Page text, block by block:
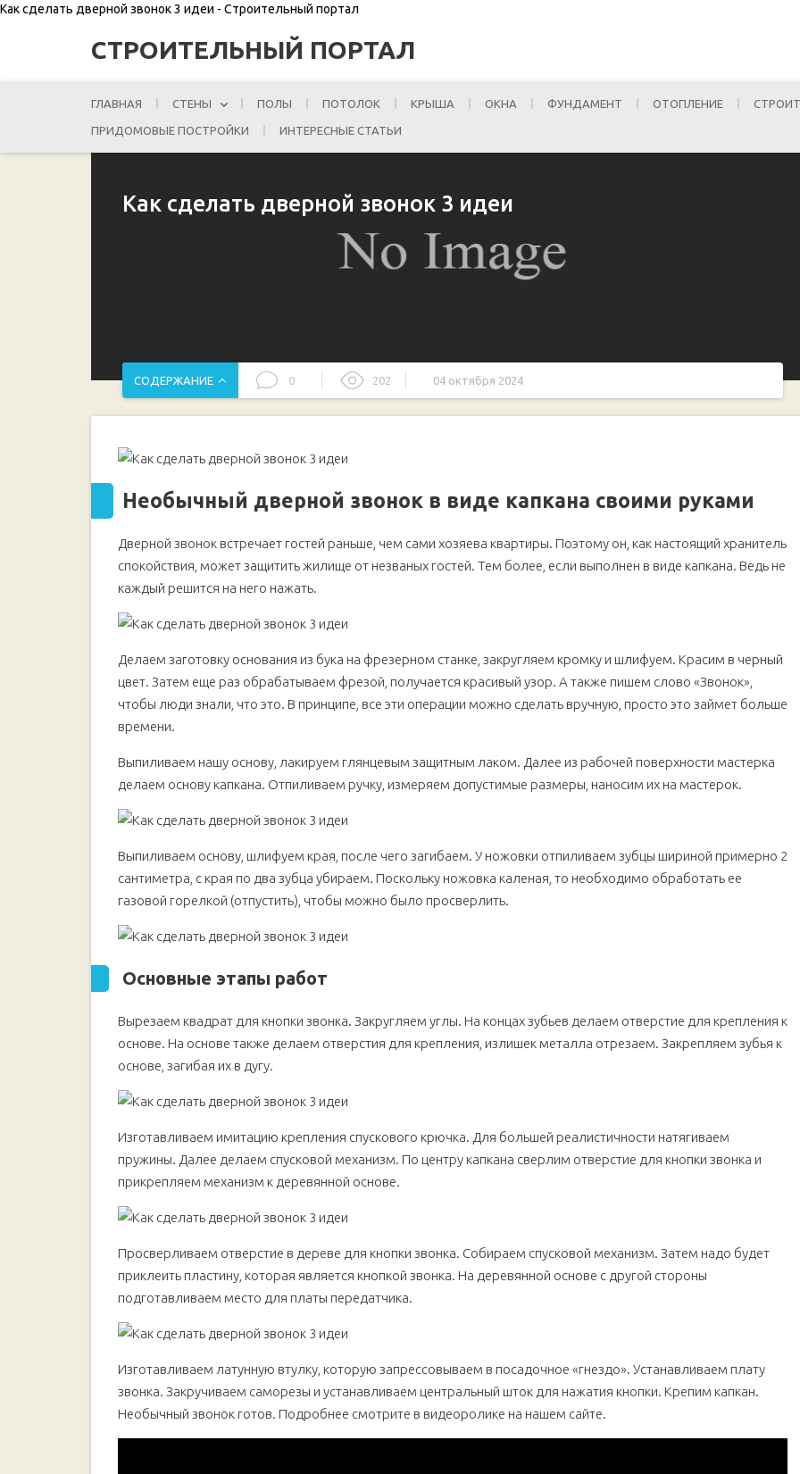
Как сделать дверной звонок 3 идеи - Строительный портал
СТРОИТЕЛЬНЫЙ ПОРТАЛ
ГЛАВНАЯ СТЕНЫ ПОЛЫ ПОТОЛОК КРЫША ОКНА ФУНДАМЕНТ ОТОПЛЕНИЕ
ПРИДОМОВЫЕ ПОСТРОЙКИ ИНТЕРЕСНЫЕ СТАТЬИ
Как сделать дверной звонок 3 идеи
СОДЕРЖАНИЕ 0 202 04 октября 2024
Как сделать дверной беспроводной звонок своими руками
Как сделать дверной звонок из доски и капкана
Основные этапы работ
Необычный дверной звонок в виде капкана своими руками
Дверной звонок встречает гостей раньше, чем сами хозяева квартиры. Поэтому он, как настоящий хранитель
спокойствия, может защитить жилище от незваных гостей. Тем более, если выполнен в виде капкана. Ведь не
каждый решится на него нажать.
Делаем заготовку основания из бука на фрезерном станке, закругляем кромку и шлифуем. Красим в черный
цвет. Затем еще раз обрабатываем фрезой, получается красивый узор. А также пишем слово «Звонок»,
чтобы люди знали, что это. В принципе, все эти операции можно сделать вручную, просто это займет больше
времени.
Выпиливаем нашу основу, лакируем глянцевым защитным лаком. Далее из рабочей поверхности мастерка
делаем основу капкана. Отпиливаем ручку, измеряем допустимые размеры, наносим их на мастерок.
Выпиливаем основу, шлифуем края, после чего загибаем. У ножовки отпиливаем зубцы шириной примерно 2
сантиметра, с края по два зубца убираем. Поскольку ножовка каленая, то необходимо обработать ее
газовой горелкой (отпустить), чтобы можно было просверлить.
Основные этапы работ
Вырезаем квадрат для кнопки звонка. Закругляем углы. На концах зубьев делаем отверстие для крепления к
основе. На основе также делаем отверстия для крепления, излишек металла отрезаем. Закрепляем зубья к
основе, загибая их в дугу.
Изготавливаем имитацию крепления спускового крючка. Для большей реалистичности натягиваем
пружины. Далее делаем спусковой механизм. По центру капкана сверлим отверстие для кнопки звонка и
прикрепляем механизм к деревянной основе.
Просверливаем отверстие в дереве для кнопки звонка. Собираем спусковой механизм. Затем надо будет
приклеить пластину, которая является кнопкой звонка. На деревянной основе с другой стороны
подготавливаем место для платы передатчика.
Изготавливаем латунную втулку, которую запрессовываем в посадочное «гнездо». Устанавливаем плату
звонка. Закручиваем саморезы и устанавливаем центральный шток для нажатия кнопки. Крепим капкан.
Необычный звонок готов. Подробнее смотрите в видеоролике на нашем сайте.